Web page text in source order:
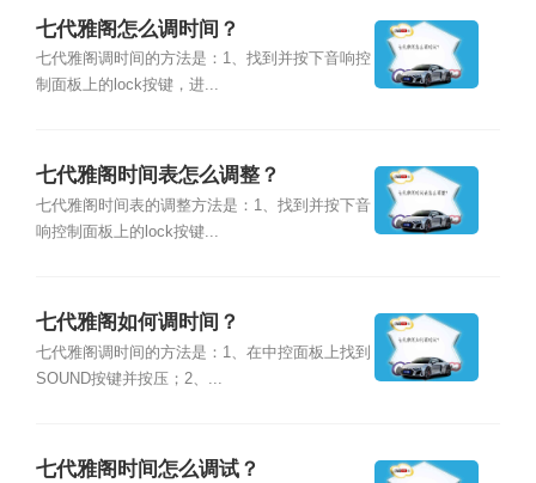
七代雅阁怎么调时间？
七代雅阁调时间的方法是：1、找到并按下音响控
制面板上的lock按键，进...
七代雅阁时间表怎么调整？
七代雅阁时间表的调整方法是：1、找到并按下音
响控制面板上的lock按键...
七代雅阁如何调时间？
七代雅阁调时间的方法是：1、在中控面板上找到
SOUND按键并按压；2、...
七代雅阁时间怎么调试？